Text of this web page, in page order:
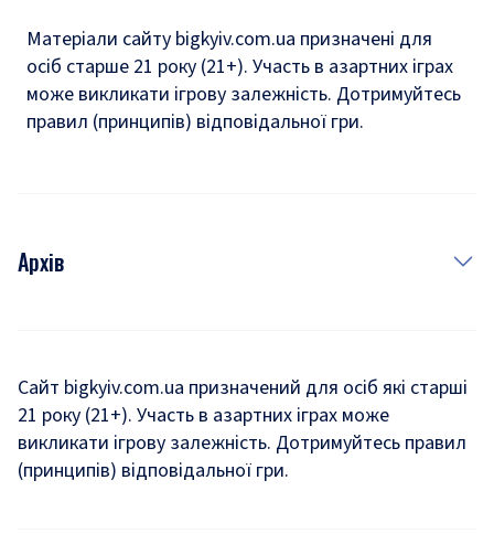
Матеріали сайту bigkyiv.com.ua призначені для
осіб старше 21 року (21+). Участь в азартних іграх
може викликати ігрову залежність. Дотримуйтесь
правил (принципів) відповідальної гри.
Архів
Комуналка
Хроніки війни
Сайт bigkyiv.com.ua призначений для осіб які старші
21 року (21+). Участь в азартних іграх може
викликати ігрову залежність. Дотримуйтесь правил
(принципів) відповідальної гри.